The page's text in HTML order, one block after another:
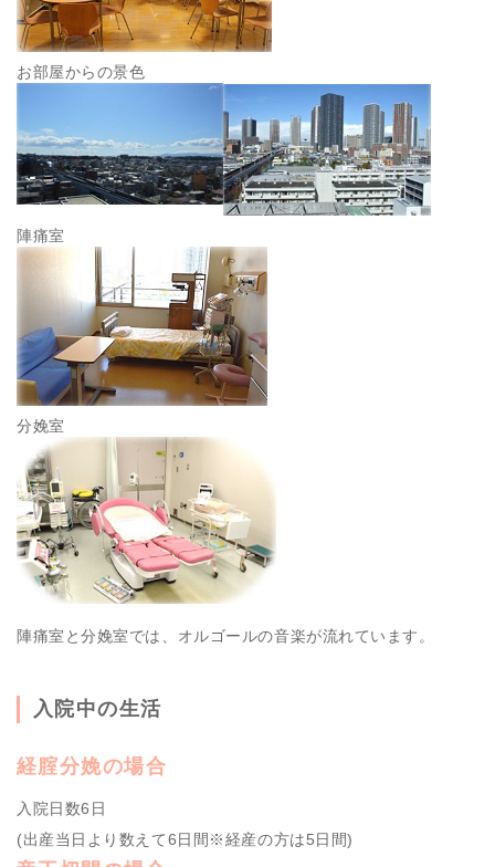
お部屋からの景色
陣痛室
分娩室
陣痛室と分娩室では、オルゴールの音楽が流れています。
入院中の生活
経腟分娩の場合
入院日数6日
(出産当日より数えて6日間※経産の方は5日間)